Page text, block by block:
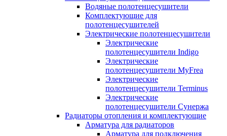
Водяные полотенцесушители
Комплектующие для
полотенцесушителей
Электрические полотенцесушители
Электрические
полотенцесушители Indigo
Электрические
полотенцесушители MyFrea
Электрические
полотенцесушители Terminus
Электрические
полотенцесушители Сунержа
Радиаторы отопления и комплектующие
Арматура для радиаторов
Арматура для подключения